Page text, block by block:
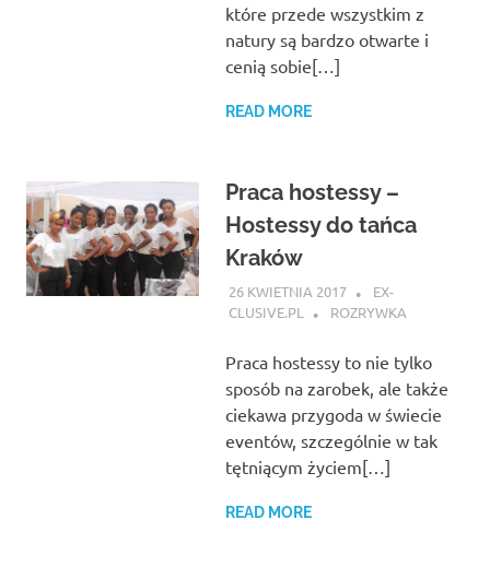
które przede wszystkim z
natury są bardzo otwarte i
cenią sobie[…]
READ MORE
Praca hostessy –
Hostessy do tańca
Kraków
26 KWIETNIA 2017
EX-
CLUSIVE.PL
ROZRYWKA
Praca hostessy to nie tylko
sposób na zarobek, ale także
ciekawa przygoda w świecie
eventów, szczególnie w tak
tętniącym życiem[…]
READ MORE